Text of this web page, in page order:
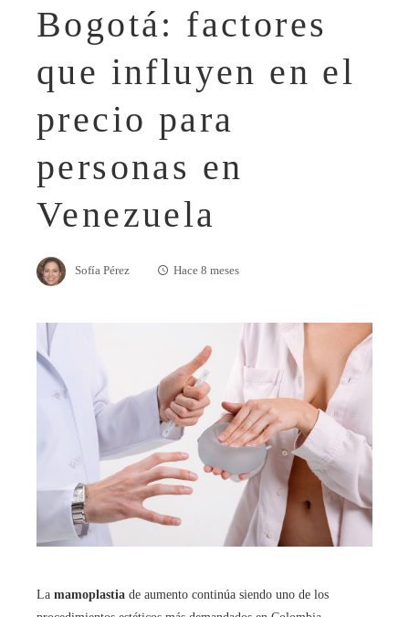
Bogotá: factores
que influyen en el
precio para
personas en
Venezuela
Sofía Pérez Hace 8 meses
La mamoplastia de aumento continúa siendo uno de los